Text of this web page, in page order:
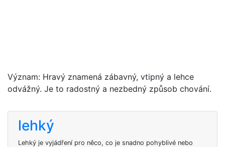
Význam: Hravý znamená zábavný, vtipný a lehce
odvážný. Je to radostný a nezbedný způsob chování.
lehký
Lehký je vyjádření pro něco, co je snadno pohyblivé nebo